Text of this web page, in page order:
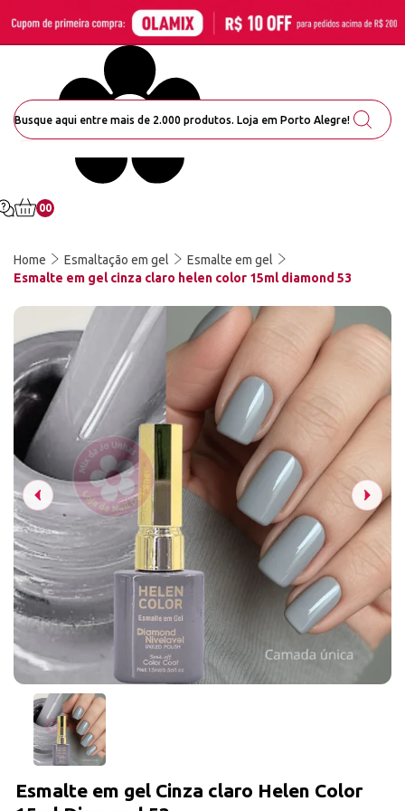
00
Home Esmaltação em gel
Esmalte em gel
Esmalte em gel cinza claro helen color 15ml diamond 53
Esmalte em gel Cinza claro Helen Color